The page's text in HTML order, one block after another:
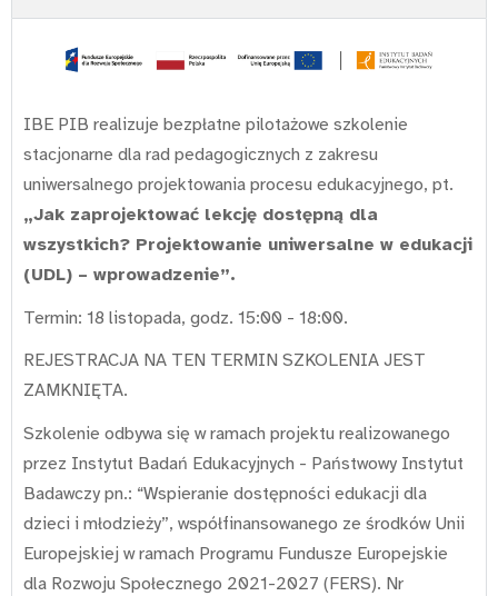
IBE PIB realizuje bezpłatne pilotażowe szkolenie
stacjonarne dla rad pedagogicznych z zakresu
uniwersalnego projektowania procesu edukacyjnego, pt.
„Jak zaprojektować lekcję dostępną dla
wszystkich? Projektowanie uniwersalne w edukacji
(UDL) – wprowadzenie”.
Termin: 18 listopada, godz. 15:00 - 18:00.
REJESTRACJA NA TEN TERMIN SZKOLENIA JEST
ZAMKNIĘTA.
Szkolenie odbywa się w ramach projektu realizowanego
przez Instytut Badań Edukacyjnych - Państwowy Instytut
Badawczy pn.: “Wspieranie dostępności edukacji dla
dzieci i młodzieży”, współfinansowanego ze środków Unii
Europejskiej w ramach Programu Fundusze Europejskie
dla Rozwoju Społecznego 2021-2027 (FERS). Nr